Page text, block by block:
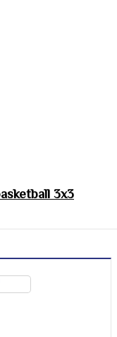
3x3